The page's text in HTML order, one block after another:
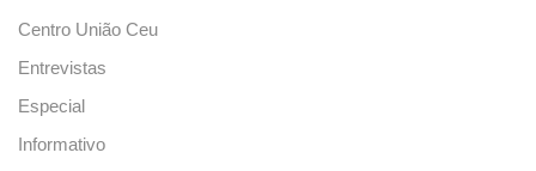
Centro União Ceu
Entrevistas
Especial
Informativo